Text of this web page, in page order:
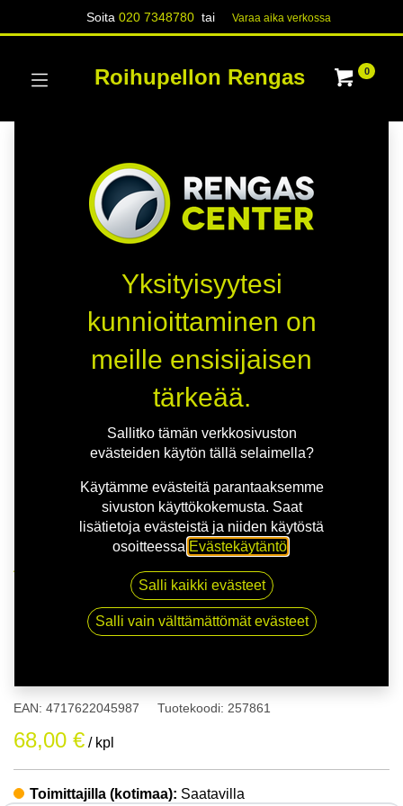
Soita020 7348780 tai Varaa aika verk​​​​ossa
Roihupellon Rengas 0
175/65R14 86T NANKANG NA-1 XL
175/65R14 86T NANKANG NA-
EAN: 4717622045987 Tuotekoodi: 257861
68,00 € / kpl
Toimittajilla (kotimaa): Saatavilla
Yksityisyytesi
kunnioittaminen on
meille ensisijaisen
tärkeää.
Sallitko tämän verkkosivuston
evästeiden käytön tällä selaimella?
Käytämme evästeitä parantaaksemme
sivuston käyttökokemusta. Saat
lisätietoja evästeistä ja niiden käytöstä
osoitteessa Evästekäytäntö
Salli kaikki evästeet
Salli vain välttämättömät evästeet